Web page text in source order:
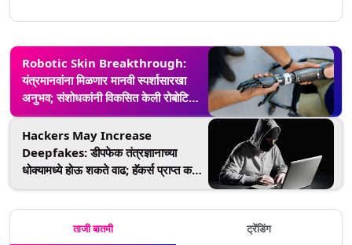
Robotic Skin Breakthrough:
यंत्रमानवांना मिळणार मानवी स्पर्शासारखा
अनुभव; संशोधकांनी विकसित केली रोबोटिक
स्किन
Hackers May Increase
Deepfakes: डीपफेक तंत्रज्ञानाच्या
धोक्यामध्ये होऊ शकते वाढ; हॅकर्स प्राप्त करत
ताजी बातमी ट्रेंडिंग